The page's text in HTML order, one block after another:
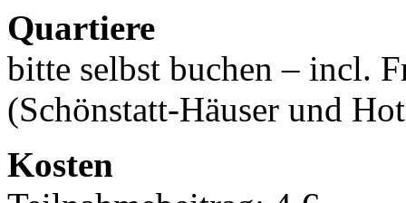
Quartiere
bitte selbst buchen – incl.
(Schönstatt-Häuser und
Kosten